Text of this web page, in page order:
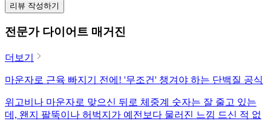
리뷰 작성하기
전문가 다이어트 매거진
더보기
마운자로 근육 빠지기 전에! '무조건' 챙겨야 하는 단백질 공식
위고비나 마운자로 맞으신 뒤로 체중계 숫자는 잘 줄고 있는
데, 왠지 팔뚝이나 허벅지가 예전보다 물러진 느낌 드신 적 없